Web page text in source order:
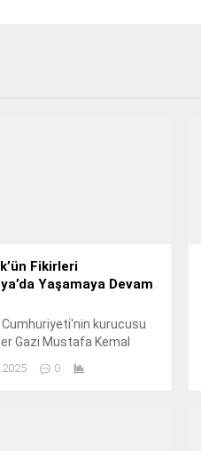
Fikirleri
Yaşamaya Devam
Cumhuriyeti'nin kurucusu
Gazi Mustafa Kemal
“Atatürk
temasıyla düzenlenen
0